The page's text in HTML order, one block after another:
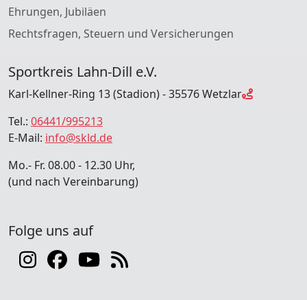
Ehrungen, Jubiläen
Rechtsfragen, Steuern und Versicherungen
Sportkreis Lahn-Dill e.V.
Karl-Kellner-Ring 13 (Stadion) - 35576 Wetzlar
Tel.: 06441/995213
E-Mail: info@skld.de
Mo.- Fr. 08.00 - 12.30 Uhr,
(und nach Vereinbarung)
Folge uns auf